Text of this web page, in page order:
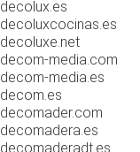
decolux.es
decoluxcocinas.es
decoluxe.net
decom-media.com
decom-media.es
decom.es
decomader.com
decomadera.es
decomaderadt.es